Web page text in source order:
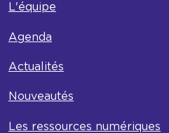
L'équipe
Agenda
Actualités
Nouveautés
Les ressources numériques